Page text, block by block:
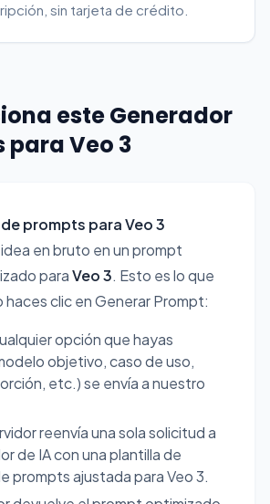
sin tarjeta de crédito.
este Generador
para Veo 3
prompts para Veo 3
en bruto en un prompt
paraVeo 3. Esto es lo que
haces clic enGenerar Prompt:
opción que hayas
objetivo, caso de uso,
etc.) se envía a nuestro
reenvía una sola solicitud a
de IA con una plantilla de
prompts ajustada para Veo 3.